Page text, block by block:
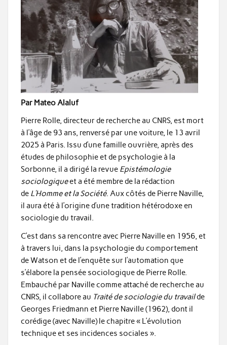
Par Mateo Alaluf
Pierre Rolle, directeur de recherche au CNRS, est mort
à l’âge de 93 ans, renversé par une voiture, le 13 avril
2025 à Paris. Issu d’une famille ouvrière, après des
études de philosophie et de psychologie à la
Sorbonne, il a dirigé la revue Epistémologie
sociologiqueet a été membre de la rédaction
de L’Homme et la Société. Aux côtés de Pierre Naville,
il aura été à l’origine d’une tradition hétérodoxe en
sociologie du travail.
C’est dans sa rencontre avec Pierre Naville en 1956, et
à travers lui, dans la psychologie du comportement
de Watson et de l’enquête sur l’automation que
s’élabore la pensée sociologique de Pierre Rolle.
Embauché par Naville comme attaché de recherche au
CNRS, il collabore au Traité de sociologie du travailde
Georges Friedmann et Pierre Naville (1962), dont il
corédige (avec Naville) le chapitre « L’évolution
technique et ses incidences sociales ».